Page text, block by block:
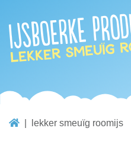
IJsboerke
lekker smeuïg
lekker smeuïg roomijs